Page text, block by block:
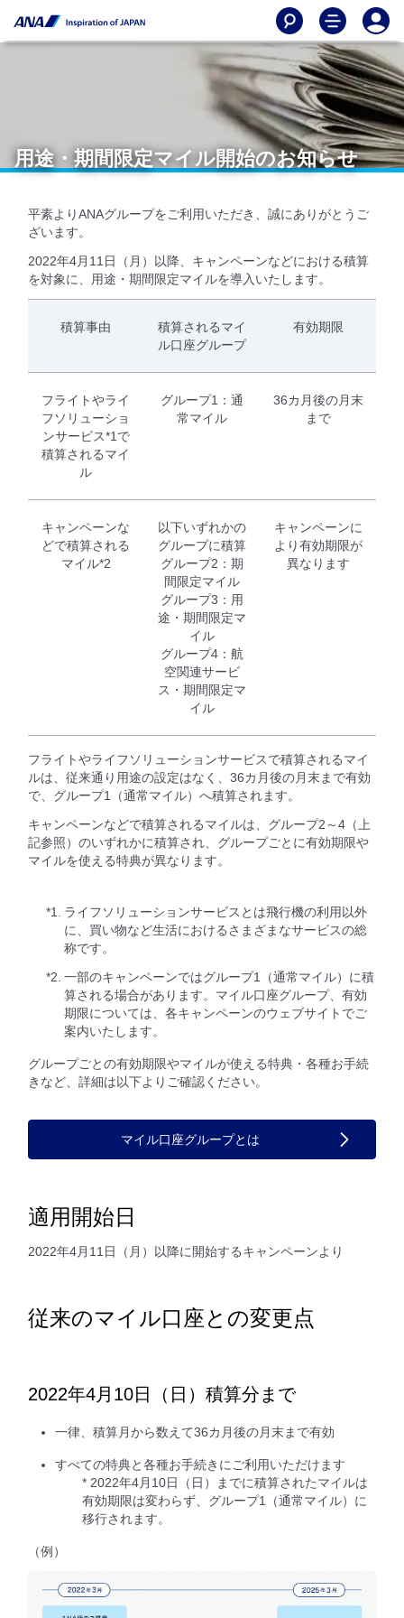
用途・期間限定マイル開始のお知らせ
平素よりANAグループをご利用いただき、誠にありがとうご
ざいます。
2022年4月11日（月）以降、キャンペーンなどにおける積算
を対象に、用途・期間限定マイルを導入いたします。
積算事由
積算されるマイ
ル口座グループ
有効期限
フライトやライ
フソリューショ
ンサービス*1で
積算されるマイ
ル
グループ1：通
常マイル
36カ月後の月末
まで
キャンペーンな
どで積算される
マイル*2
以下いずれかの
グループに積算
グループ2：期
間限定マイル
グループ3：用
途・期間限定マ
イル
グループ4：航
空関連サービ
ス・期間限定マ
イル
キャンペーンに
より有効期限が
異なります
フライトやライフソリューションサービスで積算されるマイ
ルは、従来通り用途の設定はなく、36カ月後の月末まで有効
で、グループ1（通常マイル）へ積算されます。
キャンペーンなどで積算されるマイルは、グループ2～4（上
記参照）のいずれかに積算され、グループごとに有効期限や
マイルを使える特典が異なります。
*1.
ライフソリューションサービスとは飛行機の利用以外
に、買い物など生活におけるさまざまなサービスの総
称です。
*2. 一部のキャンペーンではグループ1（通常マイル）に積
算される場合があります。マイル口座グループ、有効
期限については、各キャンペーンのウェブサイトでご
案内いたします。
グループごとの有効期限やマイルが使える特典・各種お手続
きなど、詳細は以下よりご確認ください。
マイル口座グループとは
適用開始日
2022年4月11日（月）以降に開始するキャンペーンより
従来のマイル口座との変更点
2022年4月10日（日）積算分まで
一律、積算月から数えて36カ月後の月末まで有効
すべての特典と各種お手続きにご利用いただけます
* 2022年4月10日（日）までに積算されたマイルは
有効期限は変わらず、グループ1（通常マイル）に
移行されます。
（例）